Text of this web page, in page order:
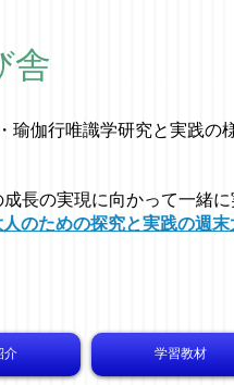
舎
瑜伽行唯識学研究と実践の
長の実現に向かって一緒に
のための探究と実践の週
介 学習教材